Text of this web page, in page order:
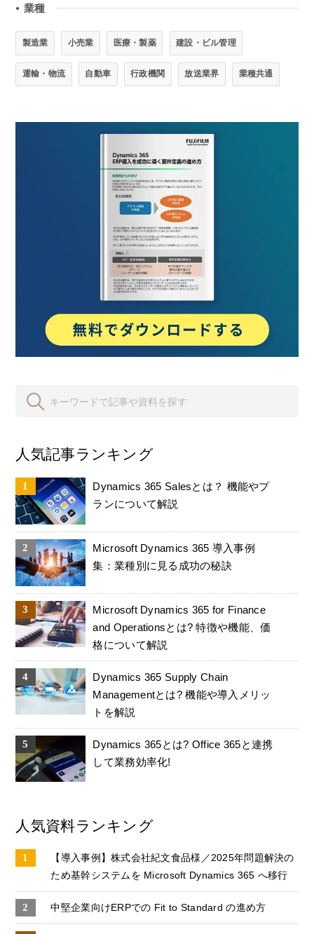
● 業種
製造業 小売業 医療・製薬 建設・ビル管理
運輸・物流 自動車 行政機関 放送業界 業種共通
人気記事ランキング
Dynamics 365 Salesとは？ 機能やプ
ランについて解説
Microsoft Dynamics 365 導入事例
集：業種別に見る成功の秘訣
Microsoft Dynamics 365 for Finance
and Operationsとは? 特徴や機能、価
格について解説
Dynamics 365 Supply Chain
Managementとは? 機能や導入メリッ
トを解説
Dynamics 365とは? Office 365と連携
して業務効率化!
人気資料ランキング
【導入事例】株式会社紀文食品様／2025年問題解決の
ため基幹システムを Microsoft Dynamics 365 へ移行
中堅企業向けERPでの Fit to Standard の進め方